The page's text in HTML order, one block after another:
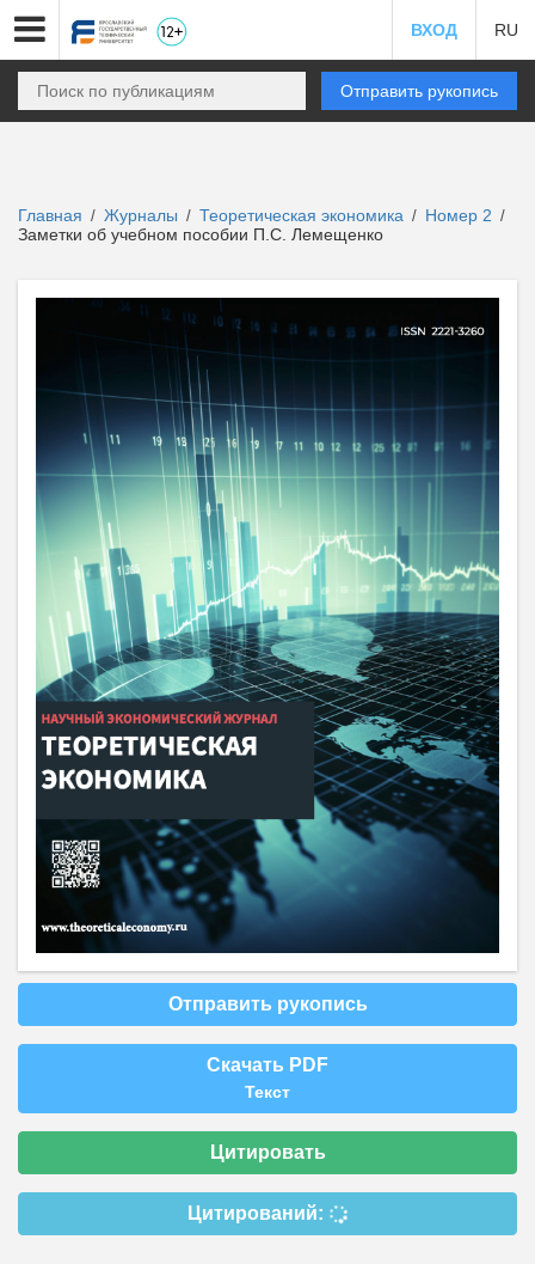
ВХОД RU
Отправить рукопись
Главная / Журналы / Теоретическая экономика / Номер 2 /
Заметки об учебном пособии П.С. Лемещенко
Отправить рукопись
Скачать PDF
Текст
Цитировать
Цитирований: